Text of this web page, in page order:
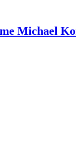
Michael